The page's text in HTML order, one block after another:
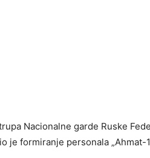
Nacionalne garde Ruske
je formiranje personala „Ahmat-